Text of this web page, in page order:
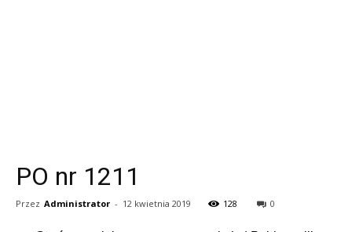
PO nr 1211
Przez Administrator - 12 kwietnia 2019 128 0